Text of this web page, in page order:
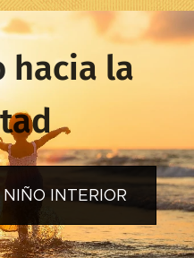
hacia la
INTERIOR